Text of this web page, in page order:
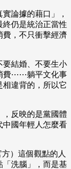
論據的藉口」，
仍是統治正當性
費，不只衝擊經濟
要結婚、不要生小
費⋯⋯躺平文化事
違背的，所以它
，反映的是黨國體
中國年輕人怎麼看
）這個觀點的人
洗腦」，而是基